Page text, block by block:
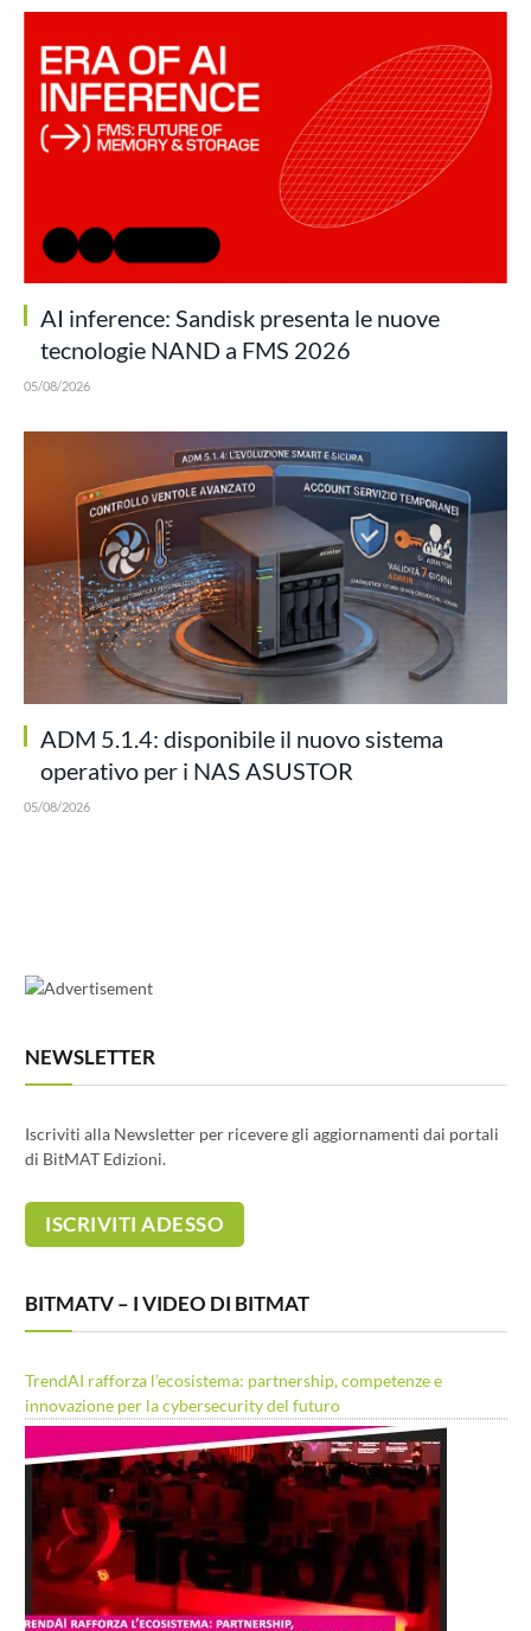
AI inference: Sandisk presenta le nuove
tecnologie NAND a FMS 2026
05/08/2026
ADM 5.1.4: disponibile il nuovo sistema
operativo per i NAS ASUSTOR
05/08/2026
NEWSLETTER
Iscriviti alla Newsletter per ricevere gli aggiornamenti dai portali
di BitMAT Edizioni.
BITMATV – I VIDEO DI BITMAT
TrendAI rafforza l’ecosistema: partnership, competenze e
innovazione per la cybersecurity del futuro